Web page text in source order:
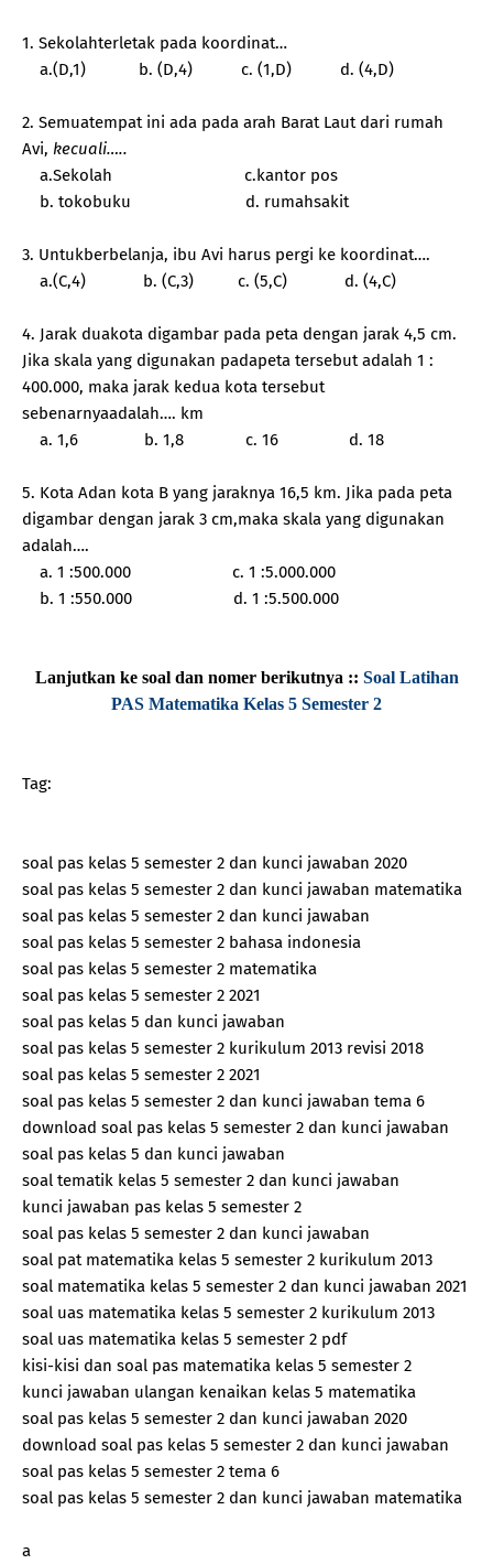
1. Sekolahterletak pada koordinat…
a.(D,1)
b. (D,4) c. (1,D) d. (4,D)
2. Semuatempat ini ada pada arah Barat Laut dari rumah
Avi, kecuali…..
a.Sekolah
c.kantor pos
b. tokobuku
d. rumahsakit
3. Untukberbelanja, ibu Avi harus pergi ke koordinat….
a.(C,4)
b. (C,3) c. (5,C) d. (4,C)
4. Jarak duakota digambar pada peta dengan jarak 4,5 cm.
Jika skala yang digunakan padapeta tersebut adalah 1 :
400.000, maka jarak kedua kota tersebut
sebenarnyaadalah…. km
a. 1,6
b. 1,8 c. 16 d. 18
5. Kota Adan kota B yang jaraknya 16,5 km. Jika pada peta
digambar dengan jarak 3 cm,maka skala yang digunakan
adalah….
a. 1 :500.000
c. 1 :5.000.000
b. 1 :550.000
d. 1 :5.500.000
Lanjutkan ke soal dan nomer berikutnya :: Soal Latihan
PAS Matematika Kelas 5 Semester 2
Tag:
soal pas kelas 5 semester 2 dan kunci jawaban 2020
soal pas kelas 5 semester 2 dan kunci jawaban matematika
soal pas kelas 5 semester 2 dan kunci jawaban
soal pas kelas 5 semester 2 bahasa indonesia
soal pas kelas 5 semester 2 matematika
soal pas kelas 5 semester 2 2021
soal pas kelas 5 dan kunci jawaban
soal pas kelas 5 semester 2 kurikulum 2013 revisi 2018
soal pas kelas 5 semester 2 2021
soal pas kelas 5 semester 2 dan kunci jawaban tema 6
download soal pas kelas 5 semester 2 dan kunci jawaban
soal pas kelas 5 dan kunci jawaban
soal tematik kelas 5 semester 2 dan kunci jawaban
kunci jawaban pas kelas 5 semester 2
soal pas kelas 5 semester 2 dan kunci jawaban
soal pat matematika kelas 5 semester 2 kurikulum 2013
soal matematika kelas 5 semester 2 dan kunci jawaban 2021
soal uas matematika kelas 5 semester 2 kurikulum 2013
soal uas matematika kelas 5 semester 2 pdf
kisi-kisi dan soal pas matematika kelas 5 semester 2
kunci jawaban ulangan kenaikan kelas 5 matematika
soal pas kelas 5 semester 2 dan kunci jawaban 2020
download soal pas kelas 5 semester 2 dan kunci jawaban
soal pas kelas 5 semester 2 tema 6
soal pas kelas 5 semester 2 dan kunci jawaban matematika
a